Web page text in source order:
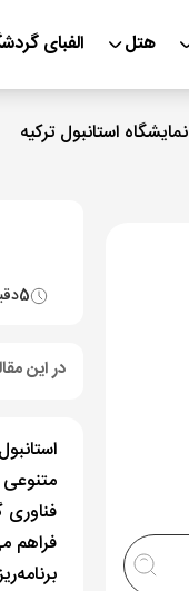
هتل الفبای
نمایشگاه استانبول ترکیه
5
در این
فراهم